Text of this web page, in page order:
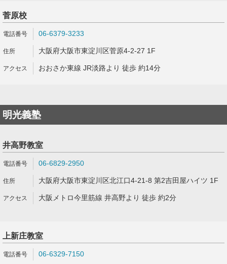
菅原校
06-6379-3233
大阪府大阪市東淀川区菅原4-2-27 1F
おおさか東線 JR淡路より 徒歩 約14分
明光義塾
井高野教室
06-6829-2950
大阪府大阪市東淀川区北江口4-21-8 第2吉田屋ハイツ 1F
大阪メトロ今里筋線 井高野より 徒歩 約2分
上新庄教室
06-6329-7150